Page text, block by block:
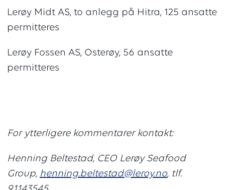
Lerøy Midt AS, to anlegg på Hitra, 125 ansatte
permitteres
Lerøy Fossen AS, Osterøy, 56 ansatte
permitteres
For ytterligere kommentarer kontakt:
Henning Beltestad, CEO Lerøy Seafood
Group, henning.beltestad@leroy.no, tlf.